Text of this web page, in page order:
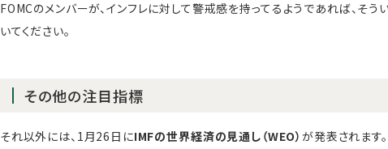
FOMCのメンバーが、インフレに対して警戒感を持ってるようであれば、そ
いてください。
その他の注目指標
それ以外には、1月26日にIMFの世界経済の見通し（WEO）が発表されます